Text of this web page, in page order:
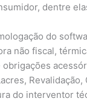
dentre
do
não fiscal,
do interventor